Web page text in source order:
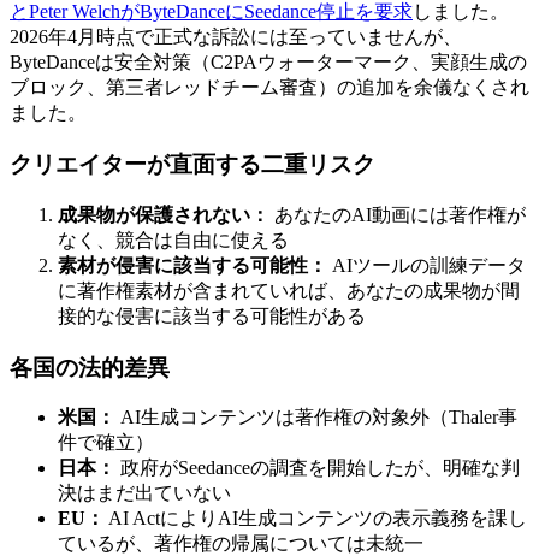
とPeter WelchがByteDanceにSeedance停止を要求しました。
2026年4月時点で正式な訴訟には至っていませんが、
ByteDanceは安全対策（C2PAウォーターマーク、実顔生成の
ブロック、第三者レッドチーム審査）の追加を余儀なくされ
ました。
クリエイターが直面する二重リスク
成果物が保護されない：
あなたのAI動画には著作権が
なく、競合は自由に使える
素材が侵害に該当する可能性：
AIツールの訓練データ
に著作権素材が含まれていれば、あなたの成果物が間
接的な侵害に該当する可能性がある
各国の法的差異
米国：
AI生成コンテンツは著作権の対象外（Thaler事
件で確立）
日本： 政府がSeedanceの調査を開始したが、明確な判
決はまだ出ていない
EU： AI ActによりAI生成コンテンツの表示義務を課し
ているが、著作権の帰属については未統一